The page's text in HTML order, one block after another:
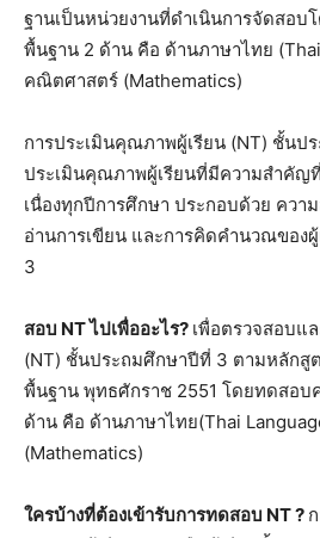
ฐานเป็นหน่วยงานที่ดำเนินการจัดสอบ
พื้นฐาน 2 ด้าน คือ ด้านภาษาไทย
คณิตศาสตร์ (Mathematics)
การประเมินคุณภาพผู้เรียน (NT) ชั้นป
ประเมินคุณภาพผู้เรียนที่มีความสำคัญ
เนื่องทุกปีการศึกษา ประกอบด้วย ควา
อ่านการเขียน และการคิดคำนวณของ
3
สอบ NT ไปเพื่ออะไร? เพื่อตรวจสอบแ
(NT) ชั้นประถมศึกษาปีที่ 3 ตามหลักสู
พื้นฐาน พุทธศักราช 2551 โดยทดสอบ
ด้าน คือ ด้านภาษาไทย(Thai
(Mathematics)
ใครบ้างที่ต้องเข้ารับการทดสอบ NT ?